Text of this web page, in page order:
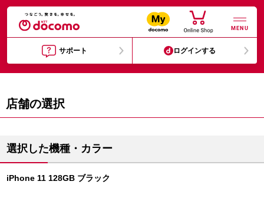
MENU
サポート ログインする
店舗の選択
選択した機種・カラー
iPhone 11 128GB ブラック